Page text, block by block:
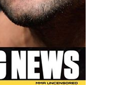
16.08.2026
RCC Kyokushin Fight 5